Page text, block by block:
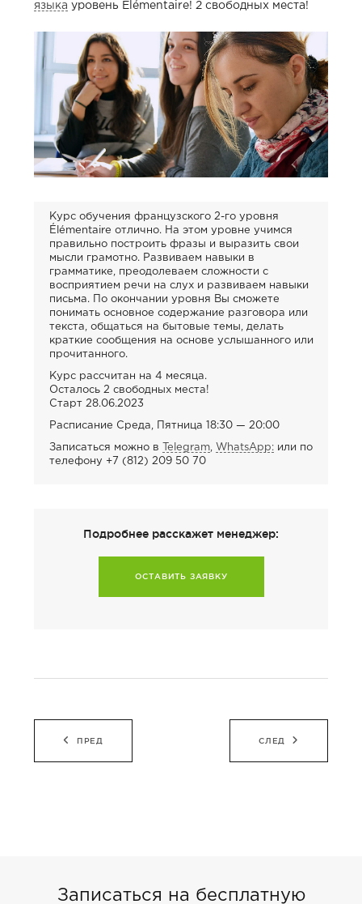
языка уровень Élémentaire! 2 свободных места!
Курс обучения французского 2-го уровня
Élémentaire отлично. На этом уровне учимся
правильно построить фразы и выразить свои
мысли грамотно. Развиваем навыки в
грамматике, преодолеваем сложности с
восприятием речи на слух и развиваем навыки
письма. По окончании уровня Вы сможете
понимать основное содержание разговора или
текста, общаться на бытовые темы, делать
краткие сообщения на основе услышанного или
прочитанного.
Курс рассчитан на 4 месяца.
Осталось 2 свободных места!
Старт 28.06.2023
Расписание Среда, Пятница 18:30 — 20:00
Записаться можно в Telegram, WhatsApp:или по
телефону +7 (812) 209 50 70
Подробнее расскажет менеджер:
ОСТАВИТЬ ЗАЯВКУ
ПРЕД СЛЕД
Записаться на бесплатную